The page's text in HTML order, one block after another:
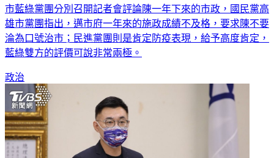
市藍綠黨團分別召開記者會評論陳一年下來的市政，國民黨高
雄市黨團指出，邁市府一年來的施政成績不及格，要求陳不要
淪為口號治市；民進黨團則是肯定防疫表現，給予高度肯定，
藍綠雙方的評價可說非常兩極。
政治